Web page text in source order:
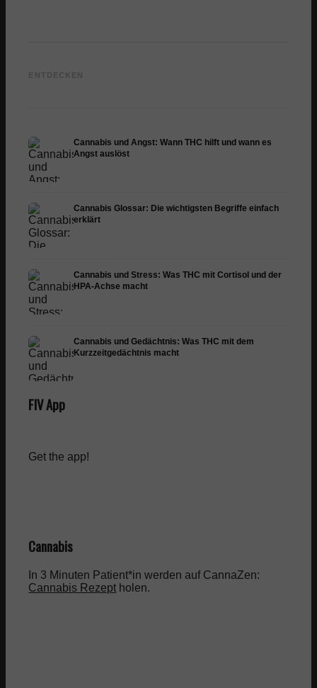
ENTDECKEN
Stand der Forschung
Cannabis und Angst: Wann THC hilft und wann es
Angst auslöst
Cannabis Glossar: Die wichtigsten Begriffe einfach
erklärt
Cannabis und Stress: Was THC mit Cortisol und der
HPA-Achse macht
Cannabis und Gedächtnis: Was THC mit dem
Kurzzeitgedächtnis macht
FIV App
Get the app!
Cannabis
In 3 Minuten Patient*in werden auf CannaZen:
Cannabis Rezept holen.